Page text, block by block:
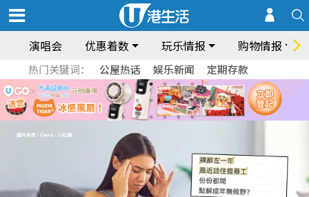
演唱会 优惠着数 玩乐情报 购物情报
热门关键词： 公屋热话 娱乐新闻 定期存款